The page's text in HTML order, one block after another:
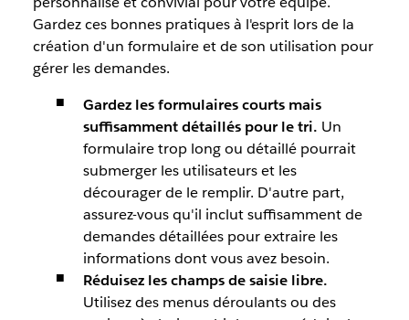
Gardez ces bonnes pratiques à l'esprit lors de la
création d'un formulaire et de son utilisation pour
gérer les demandes.
Gardez les formulaires courts mais
suffisamment détaillés pour le tri. Un
formulaire trop long ou détaillé pourrait
submerger les utilisateurs et les
décourager de le remplir. D'autre part,
assurez-vous qu'il inclut suffisamment de
demandes détaillées pour extraire les
informations dont vous avez besoin.
Réduisez les champs de saisie libre.
Utilisez des menus déroulants ou des